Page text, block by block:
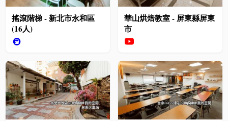
搖滾階梯 - 新北市永和區
(16人)
🚇
華山烘焙教室 - 屏東縣屏東
市